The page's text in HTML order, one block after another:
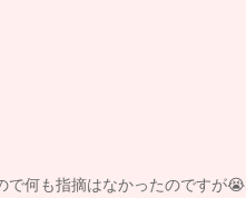
で何も指摘はなかったのですが😭